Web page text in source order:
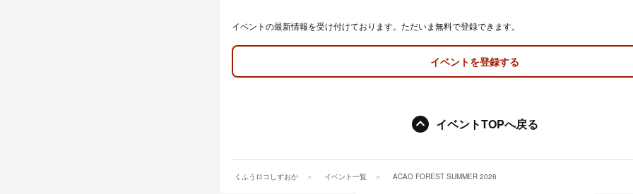
イベントの最新情報を受け付けております。ただいま無料で登録できます。
イベントを登録する
イベントTOPへ戻る
くふうロコしずおか イベント一覧 ACAO FOREST SUMMER 2026